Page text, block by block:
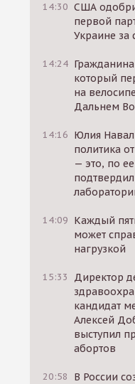
14:30 США
первой
Украине за
14:24
который
на
Дальнем
14:16 Юлия
политика
— это, по
14:09 Каждый
может
нагрузкой
15:33
Директор
кандидат
Алексей
выступил
абортов
20:58
В России